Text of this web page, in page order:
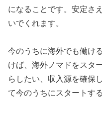
になることです。安定さ
いでくれます。
今のうちに海外でも働け
けば、海外ノマドをスタ
らしたい、収入源を確保
て今のうちにスタートす